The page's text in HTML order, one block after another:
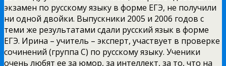
экзамен по русскому языку в форме ЕГЭ, не получили
ни одной двойки. Выпускники 2005 и 2006 годов с
теми же результатами сдали русский язык в форме
ЕГЭ. Ирина – учитель – эксперт, участвует в проверке
сочинений (группа С) по русскому языку. Ученики
очень любят ее за юмор, за интеллект, за то, что на